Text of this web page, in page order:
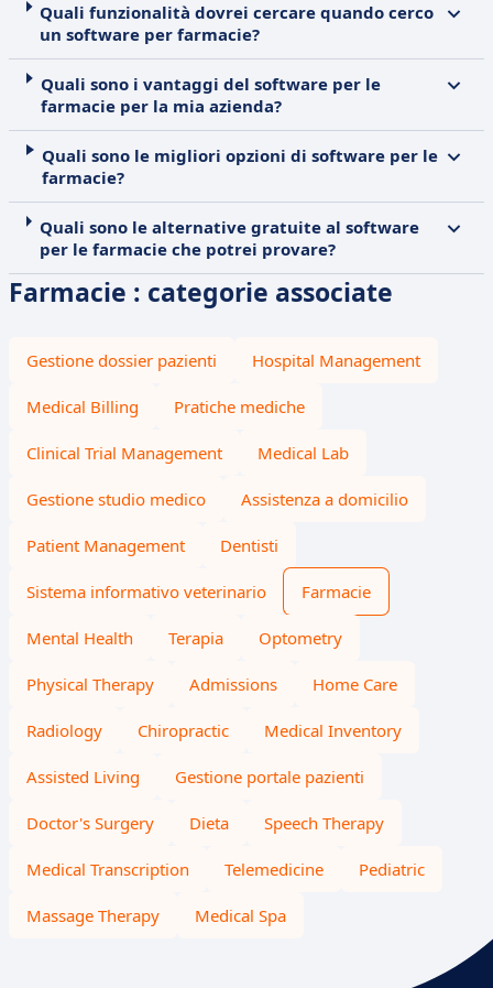
Quali funzionalità dovrei cercare quando cerco
un software per farmacie?
Quali sono i vantaggi del software per le
farmacie per la mia azienda?
Quali sono le migliori opzioni di software per le
farmacie?
Quali sono le alternative gratuite al software
per le farmacie che potrei provare?
Farmacie : categorie associate
Gestione dossier pazienti Hospital Management
Medical Billing Pratiche mediche
Clinical Trial Management Medical Lab
Gestione studio medico Assistenza a domicilio
Patient Management Dentisti
Sistema informativo veterinario Farmacie
Mental Health Terapia Optometry
Physical Therapy Admissions Home Care
Radiology Chiropractic Medical Inventory
Assisted Living Gestione portale pazienti
Doctor's Surgery Dieta Speech Therapy
Medical Transcription Telemedicine Pediatric
Massage Therapy Medical Spa